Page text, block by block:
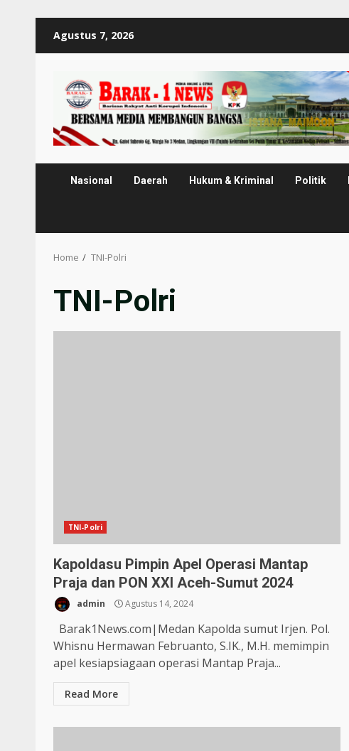
Agustus 7, 2026
Nasional Daerah Hukum & Kriminal Politik
Home TNI-Polri
TNI-Polri
TNI-Polri
Kapoldasu Pimpin Apel Operasi Mantap
Praja dan PON XXl Aceh-Sumut 2024
admin Agustus 14, 2024
Barak1News.com|Medan Kapolda sumut Irjen. Pol.
Whisnu Hermawan Februanto, S.IK., M.H. memimpin
apel kesiapsiagaan operasi Mantap Praja...
Read More